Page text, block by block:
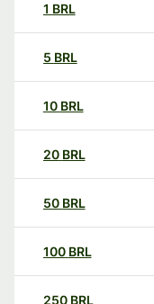
1 BRL
5 BRL
10 BRL
20 BRL
50 BRL
100 BRL
250 BRL